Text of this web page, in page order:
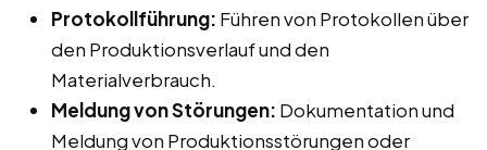
Protokollführung: Führen von Protokollen über
den Produktionsverlauf und den
Materialverbrauch.
Meldung von Störungen: Dokumentation und
Meldung von Produktionsstörungen oder